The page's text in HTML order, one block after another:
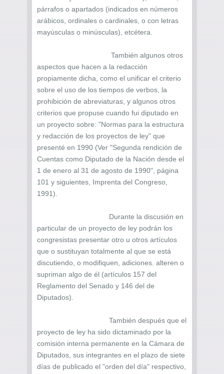
párrafos o apartados (indicados en números
arábicos, ordinales o cardinales, o con letras
mayúsculas o minúsculas), etcétera.
También algunos otros
aspectos que hacen a la redacción
propiamente dicha, como el unificar el criterio
sobre el uso de los tiempos de verbos, la
prohibición de abreviaturas, y algunos otros
criterios que propuse cuando fui diputado en
un proyecto sobre: "Normas para la estructura
y redacción de los proyectos de ley" que
presenté en 1990 (Ver "Segunda rendición de
Cuentas como Diputado de la Nación desde el
1 de enero al 31 de agosto de 1990", página
101 y siguientes, Imprenta del Congreso,
1991).
Durante la discusión en
particular de un proyecto de ley podrán los
congresistas presentar otro u otros artículos
que o sustituyan totalmente al que se está
discutiendo, o modifiquen, adiciones. alteren o
supriman algo de él (artículos 157 del
Reglamento del Senado y 146 del de
Diputados).
También después que el
proyecto de ley ha sido dictaminado por la
comisión interna permanente en la Cámara de
Diputados, sus integrantes en el plazo de siete
días de publicado el "orden del día" respectivo,